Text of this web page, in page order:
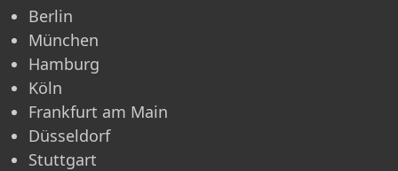
Berlin
München
Hamburg
Köln
Frankfurt am Main
Düsseldorf
Stuttgart